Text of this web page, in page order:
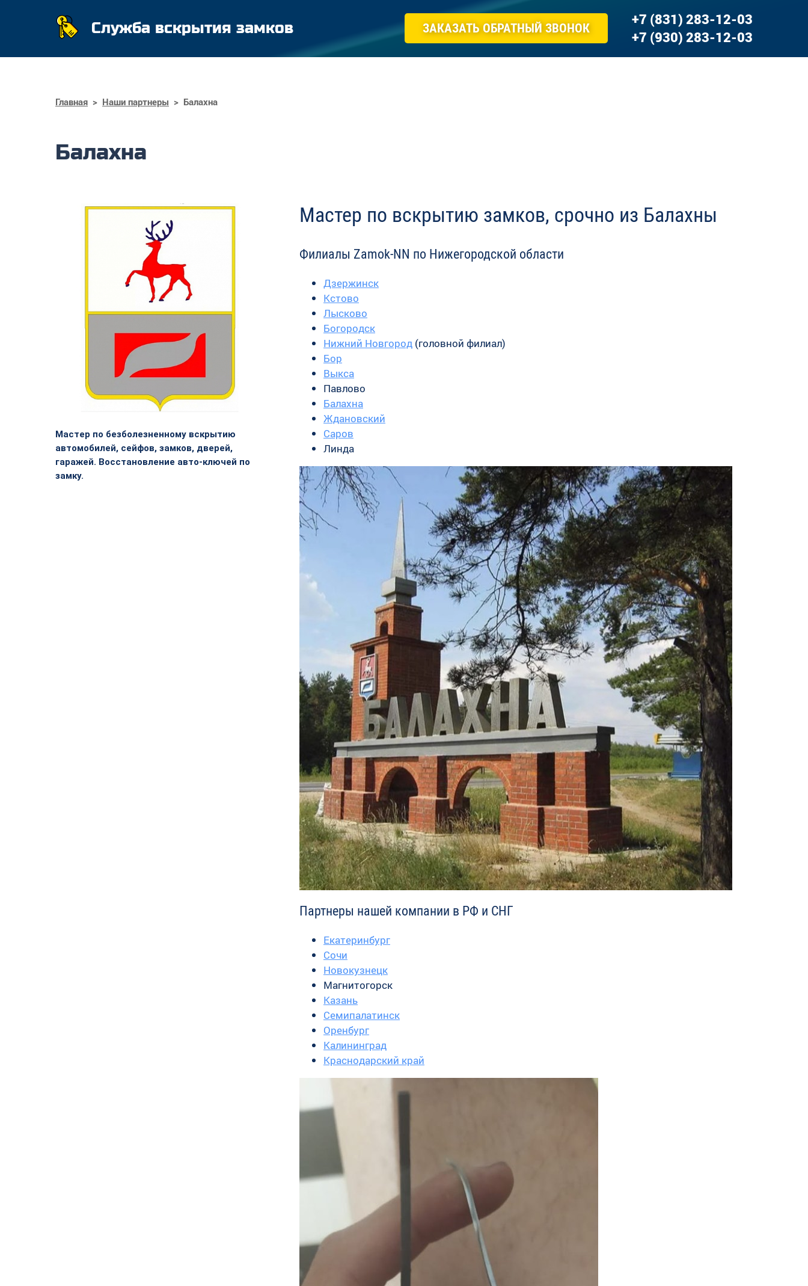
Главная > Наши партнеры > Балахна
Балахна
Мастер по безболезненному вскрытию
автомобилей, сейфов, замков, дверей,
гаражей. Восстановление авто-ключей по
замку.
Мастер по вскрытию замков, срочно из Балахны
Филиалы Zamok-NN по Нижегородской области
Дзержинск
Кстово
Лысково
Богородск
Нижний Новгород (головной филиал)
Бор
Выкса
Павлово
Балахна
Ждановский
Саров
Линда
Партнеры нашей компании в РФ и СНГ
Екатеринбург
Сочи
Новокузнецк
Магнитогорск
Казань
Семипалатинск
Оренбург
Калининград
Краснодарский край
Служба вскрытия замков ЗАКАЗАТЬ ОБРАТНЫЙ ЗВОНОК
+7 (831) 283-12-03
+7 (930) 283-12-03